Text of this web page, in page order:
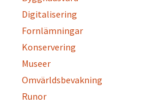
Digitalisering
Fornlämningar
Konservering
Museer
Omvärldsbevakning
Runor